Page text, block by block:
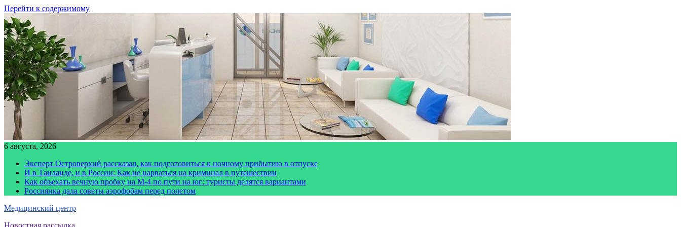
Перейти к содержимому
6 августа, 2026
Эксперт Островерхий рассказал, как подготовиться к ночному прибытию в отпуске
И в Таиланде, и в России: Как не нарваться на криминал в путешествии
Как объехать вечную пробку на М-4 по пути на юг: туристы делятся вариантами
Россиянка дала советы аэрофобам перед полетом
Медицинский центр
Новостная рассылка